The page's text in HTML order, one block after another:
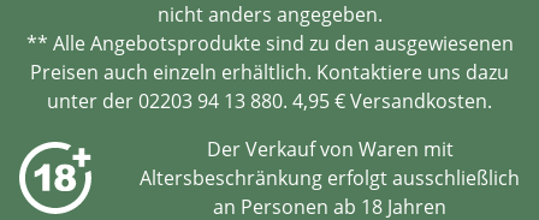
nicht anders angegeben.
** Alle Angebotsprodukte sind zu den ausgewiesenen
Preisen auch einzeln erhältlich. Kontaktiere uns dazu
unter der 02203 94 13 880. 4,95 € Versandkosten.
Der Verkauf von Waren mit
Altersbeschränkung erfolgt ausschließlich
an Personen ab 18 Jahren